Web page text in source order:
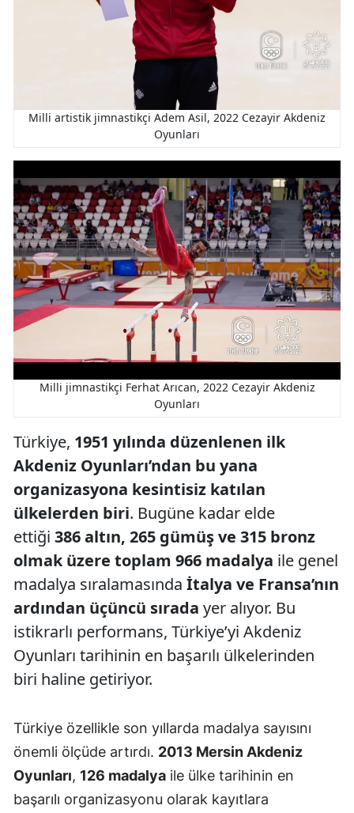
Milli artistik jimnastikçi Adem Asil, 2022 Cezayir Akdeniz
Oyunları
Milli jimnastikçi Ferhat Arıcan, 2022 Cezayir Akdeniz
Oyunları
Türkiye, 1951 yılında düzenlenen ilk
Akdeniz Oyunları’ndan bu yana
organizasyona kesintisiz katılan
ülkelerden biri. Bugüne kadar elde
ettiği 386 altın, 265 gümüş ve 315 bronz
olmak üzere toplam 966 madalya ile genel
madalya sıralamasında İtalya ve Fransa’nın
ardından üçüncü sırada yer alıyor. Bu
istikrarlı performans, Türkiye’yi Akdeniz
Oyunları tarihinin en başarılı ülkelerinden
biri haline getiriyor.
Türkiye özellikle son yıllarda madalya sayısını
önemli ölçüde artırdı. 2013 Mersin Akdeniz
Oyunları, 126 madalya ile ülke tarihinin en
başarılı organizasyonu olarak kayıtlara